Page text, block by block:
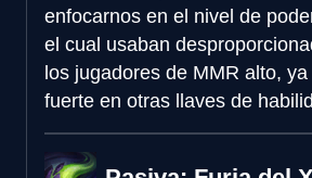
enfocarnos en el nivel de
el cual usaban
los jugadores de MMR alto,
fuerte en otras llaves de